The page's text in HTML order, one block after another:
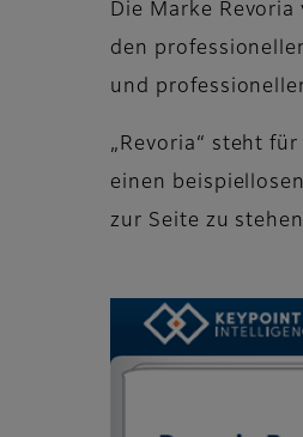
Die Marke
den
und
„Revoria“ steht
einen
zur Seite zu